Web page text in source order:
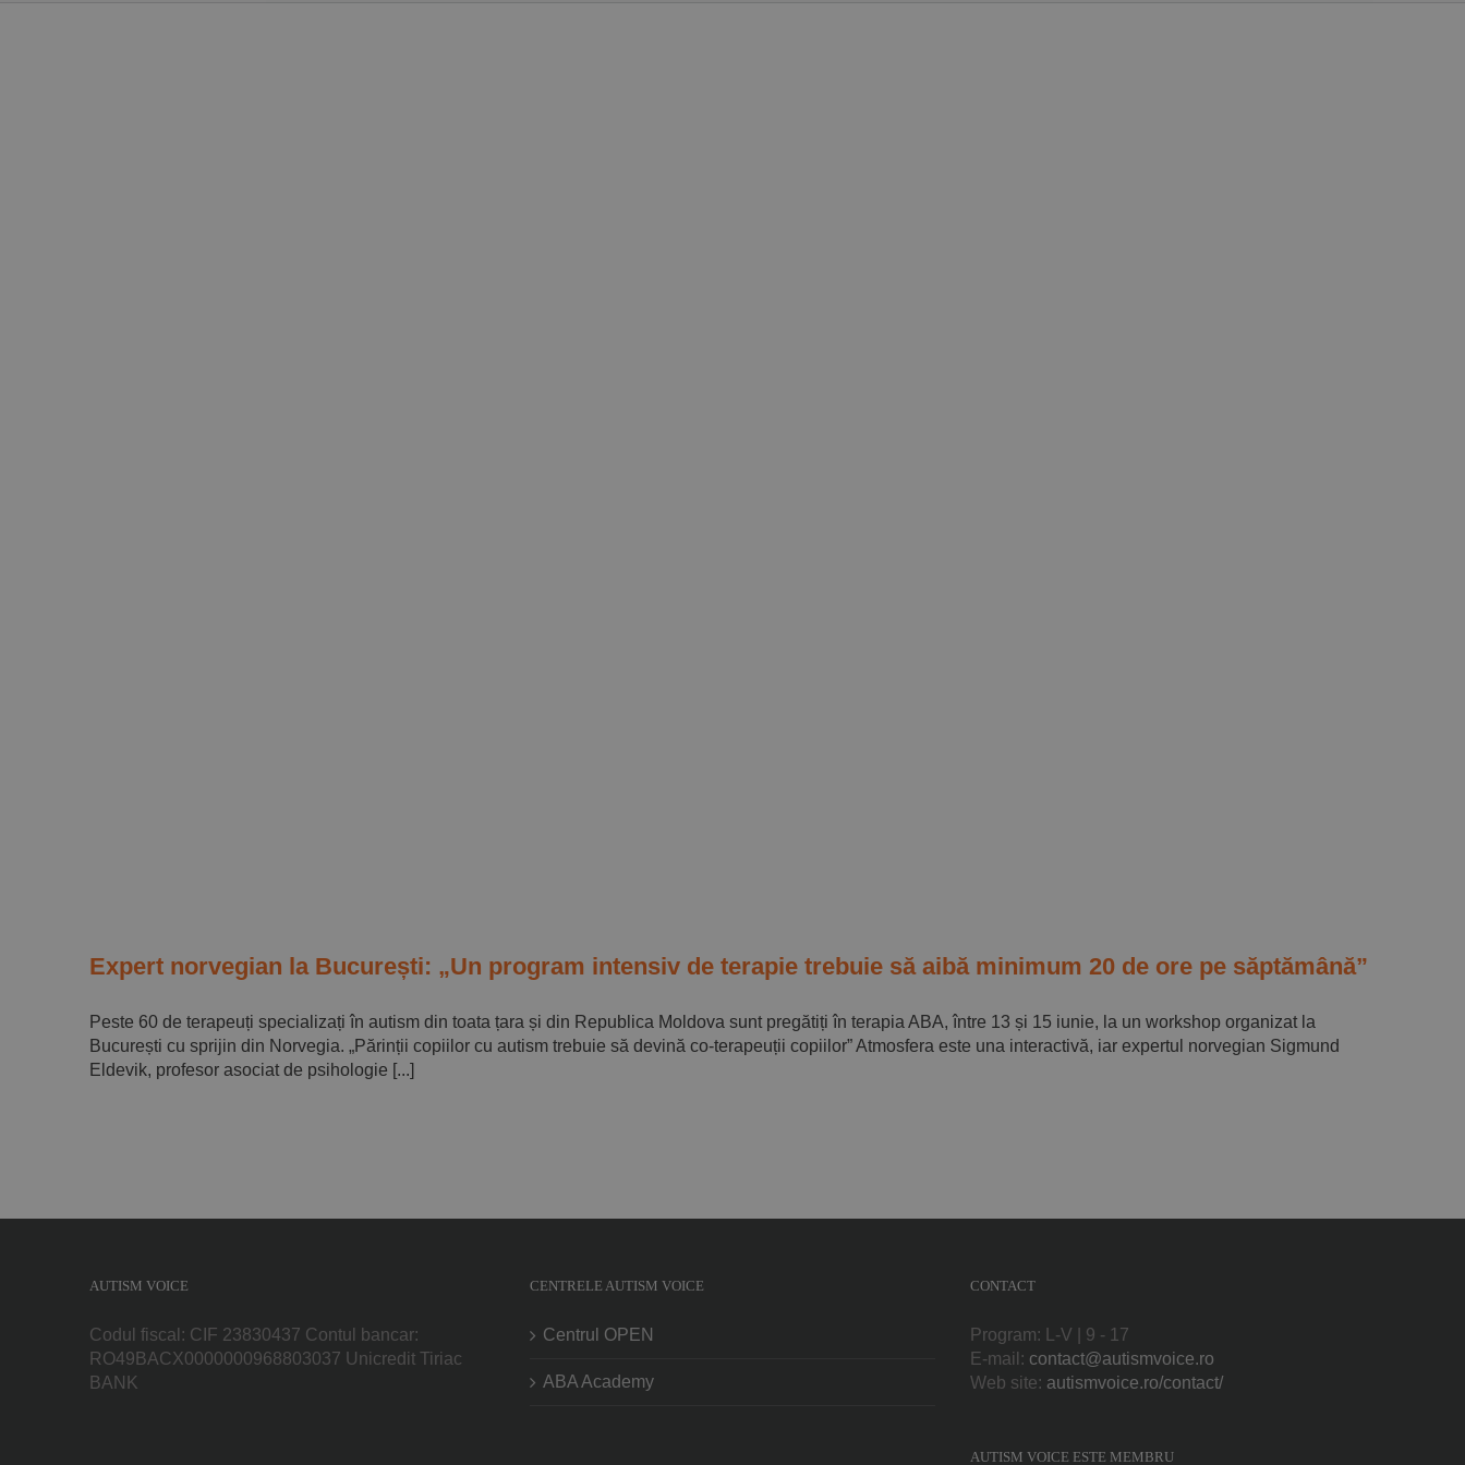
Expert norvegian la București: „Un program intensiv de terapie trebuie să aibă minimum 20 de ore pe săptămână”
Peste 60 de terapeuți specializați în autism din toata țara și din Republica Moldova sunt pregătiți în terapia ABA, între 13 și 15 iunie, la un workshop organizat la
București cu sprijin din Norvegia. „Părinții copiilor cu autism trebuie să devină co-terapeuții copiilor” Atmosfera este una interactivă, iar expertul norvegian Sigmund
Eldevik, profesor asociat de psihologie [...]
AUTISM VOICE
Codul fiscal: CIF 23830437 Contul bancar:
RO49BACX0000000968803037 Unicredit Tiriac
BANK
CENTRELE AUTISM VOICE
Centrul OPEN
ABA Academy
CONTACT
Program: L-V | 9 - 17
E-mail: contact@autismvoice.ro
Web site: autismvoice.ro/contact/
AUTISM VOICE ESTE MEMBRU